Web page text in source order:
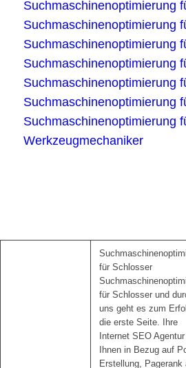
Suchmaschinenoptimierung
Suchmaschinenoptimierung
Suchmaschinenoptimierung
Suchmaschinenoptimierung
Suchmaschinenoptimierung
Suchmaschinenoptimierung
Suchmaschinenoptimierung
Werkzeugmechaniker
für Schlosser
für Schlosser und
uns geht es zum
die erste Seite. Ihre
Internet SEO
Ihnen in Bezug auf
Erstellung, Pagerank